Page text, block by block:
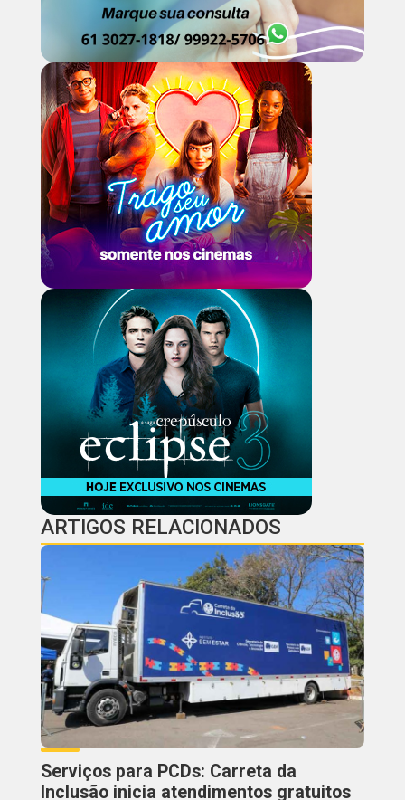
ARTIGOS RELACIONADOS
Serviços para PCDs: Carreta da
Inclusão inicia atendimentos gratuitos